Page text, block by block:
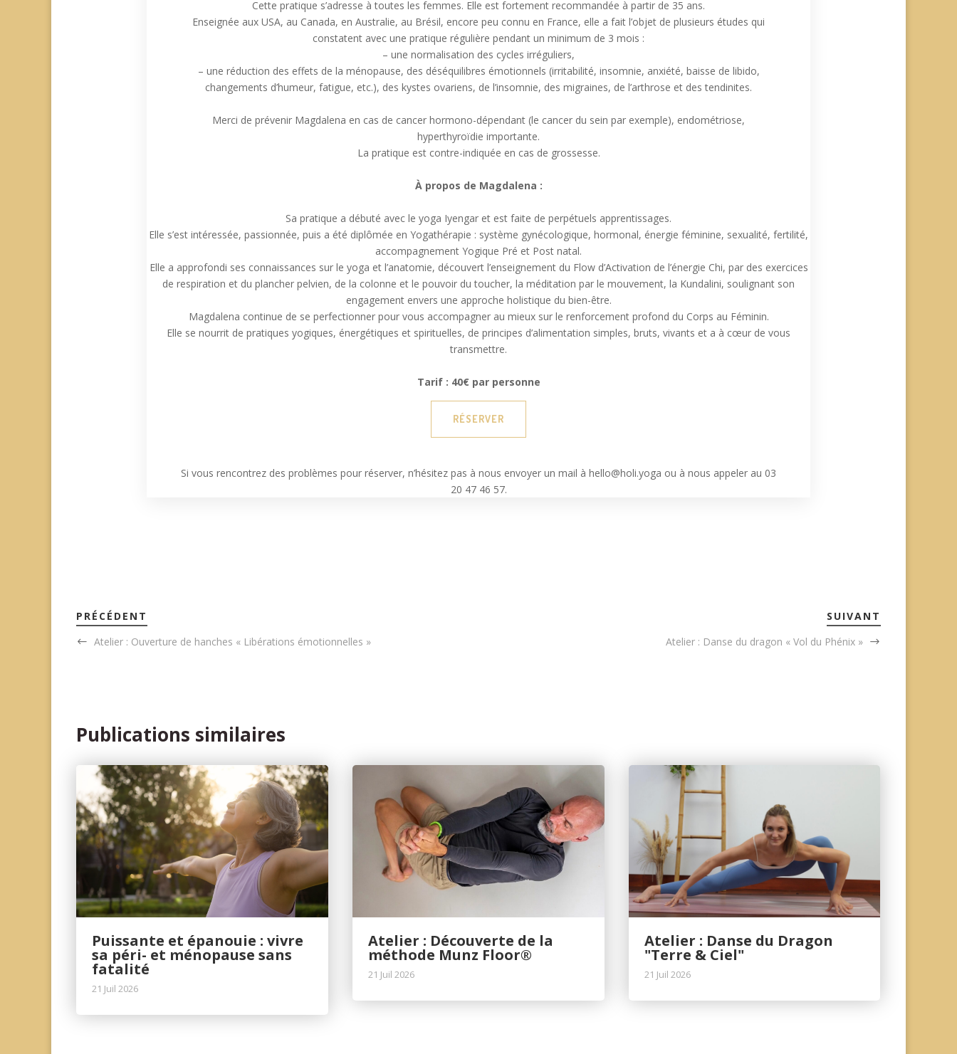
Cette pratique s’adresse à toutes les femmes. Elle est fortement recommandée à partir de 35 ans.
Enseignée aux USA, au Canada, en Australie, au Brésil, encore peu connu en France, elle a fait l’objet de plusieurs études qui
constatent avec une pratique régulière pendant un minimum de 3 mois :
– une normalisation des cycles irréguliers,
– une réduction des effets de la ménopause, des déséquilibres émotionnels (irritabilité, insomnie, anxiété, baisse de libido,
changements d’humeur, fatigue, etc.), des kystes ovariens, de l’insomnie, des migraines, de l’arthrose et des tendinites.
Merci de prévenir Magdalena en cas de cancer hormono-dépendant (le cancer du sein par exemple), endométriose,
hyperthyroïdie importante.
La pratique est contre-indiquée en cas de grossesse.
À propos de Magdalena :
Sa pratique a débuté avec le yoga Iyengar et est faite de perpétuels apprentissages.
Elle s’est intéressée, passionnée, puis a été diplômée en Yogathérapie : système gynécologique, hormonal, énergie féminine, sexualité, fertilité,
accompagnement Yogique Pré et Post natal.
Elle a approfondi ses connaissances sur le yoga et l’anatomie, découvert l’enseignement du Flow d’Activation de l’énergie Chi, par des exercices
de respiration et du plancher pelvien, de la colonne et le pouvoir du toucher, la méditation par le mouvement, la Kundalini, soulignant son
engagement envers une approche holistique du bien-être.
Magdalena continue de se perfectionner pour vous accompagner au mieux sur le renforcement profond du Corps au Féminin.
Elle se nourrit de pratiques yogiques, énergétiques et spirituelles, de principes d’alimentation simples, bruts, vivants et a à cœur de vous
transmettre.
Tarif : 40€ par personne
RÉSERVER
Si vous rencontrez des problèmes pour réserver, n’hésitez pas à nous envoyer un mail à hello@holi.yoga ou à nous appeler au 03
20 47 46 57.
PRÉCÉDENT
Atelier : Ouverture de hanches « Libérations émotionnelles »
SUIVANT
Atelier : Danse du dragon « Vol du Phénix »
Publications similaires
Puissante et épanouie : vivre
sa péri- et ménopause sans
fatalité
21 Juil 2026
Atelier : Découverte de la
méthode Munz Floor®
21 Juil 2026
Atelier : Danse du Dragon
"Terre & Ciel"
21 Juil 2026